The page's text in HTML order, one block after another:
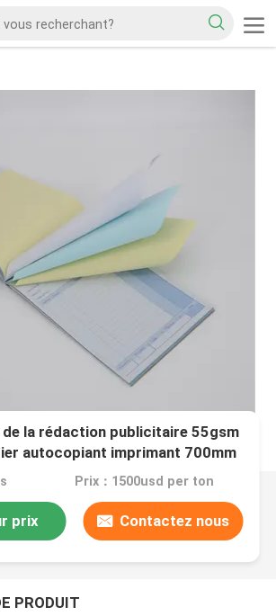
de la rédaction publicitaire 55gsm
autocopiant imprimant 700mm
Prix：1500usd per ton
prix Contactez nous
PRODUIT